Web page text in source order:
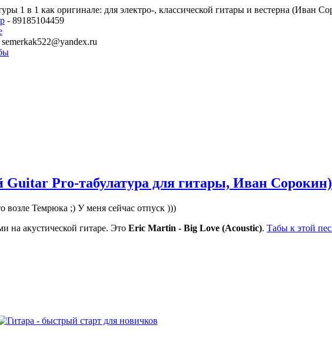
1 в 1 как оригинале: для электро-, классической гитары и вестерна (Иван
- 89185104459
semerkak522@yandex.ru
Pro-табулатура для гитары, Иван Сорокин)
возле Темрюка ;) У меня сейчас отпуск )))
на акустической гитаре. Это Eric Martin - Big Love (Acoustic). Табы к этой